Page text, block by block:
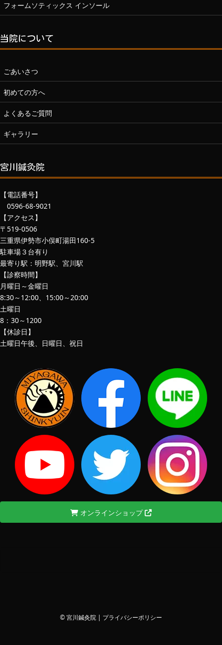
フォームソティックス インソール
当院について
ごあいさつ
初めての方へ
よくあるご質問
ギャラリー
宮川鍼灸院
【電話番号】
0596-68-9021
【アクセス】
〒519-0506
三重県伊勢市小俣町湯田160-5
駐車場３台有り
最寄り駅：明野駅、宮川駅
【診察時間】
月曜日～金曜日
8:30～12:00、15:00～20:00
土曜日
8：30～1200
【休診日】
土曜日午後、日曜日、祝日
オンラインショップ
© 宮川鍼灸院 | プライバシーポリシー